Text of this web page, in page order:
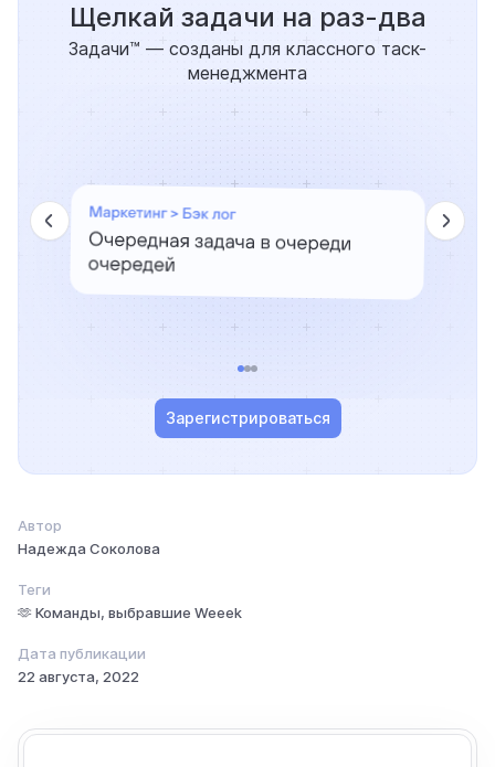
Щелкай задачи на раз-два
Задачи™ — созданы для классного таск-
менеджмента
Зарегистрироваться
Автор
Надежда Соколова
Теги
🫶 Команды, выбравшие Weeek
Дата публикации
22 августа, 2022